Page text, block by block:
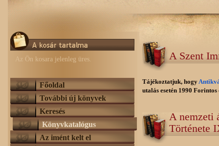
Az Ön kosara jelenleg üres.
Főoldal
További új könyvek
Keresés
Könyvkatalógus
Az imént kelt el
A Szent
Tájékoztatjuk, hogy
utalás esetén 1990
A nemzeti
Története